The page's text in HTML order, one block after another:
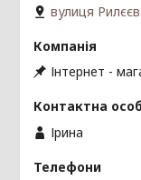
вулиця
Інтернет -
Ірина